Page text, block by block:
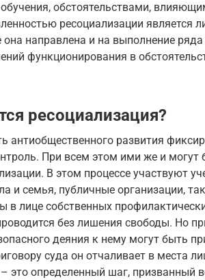
обстоятельствами,
ресоциализации является
она направлена и на выполнение
функционирования в
ресоциализация?
антиобщественного развития
При всем этом ими же и могут
В этом процессе участвуют
и семья, публичные организации,
в лице собственных
без лишения свободы. Но
деяния к нему могут быть
суда он отчаливает в места
это определенный шаг, призванный